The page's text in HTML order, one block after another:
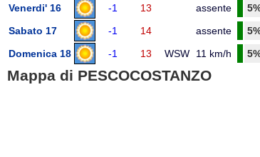
Venerdi' 16
-1 13 assente
Sabato 17
-1 14 assente
Domenica 18
-1 13 WSW 11 km/h
Mappa di PESCOCOSTANZO